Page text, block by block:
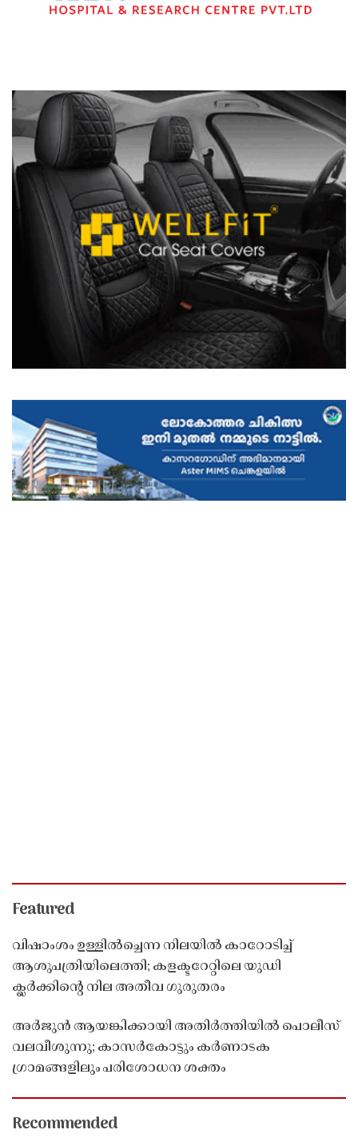
Featured
വിഷാംശം ഉള്ളിൽച്ചെന്ന നിലയിൽ കാറോടിച്ച്
ആശുപത്രിയിലെത്തി; കളക്ടറേറ്റിലെ യുഡി
ക്ലർക്കിൻ്റെ നില അതീവ ഗുരുതരം
അർജുൻ ആയങ്കിക്കായി അതിർത്തിയിൽ പൊലീസ്
വലവീശുന്നു; കാസർകോട്ടും കർണാടക
ഗ്രാമങ്ങളിലും പരിശോധന ശക്തം
Recommended